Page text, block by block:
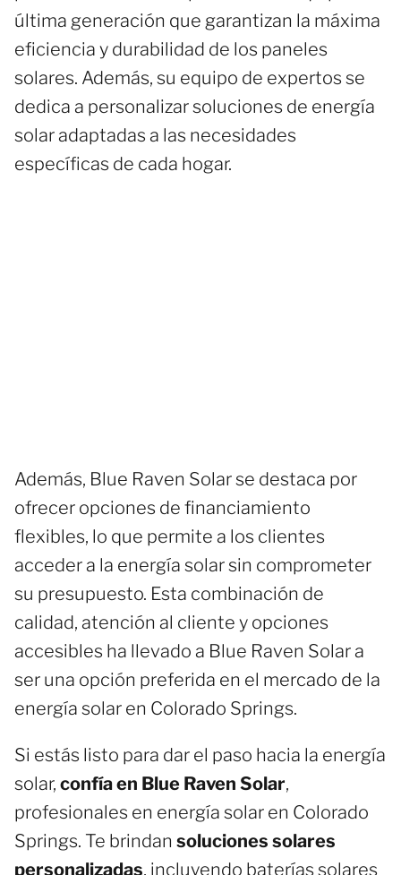
última generación que garantizan la máxima
eficiencia y durabilidad de los paneles
solares. Además, su equipo de expertos se
dedica a personalizar soluciones de energía
solar adaptadas a las necesidades
específicas de cada hogar.
Además, Blue Raven Solar se destaca por
ofrecer opciones de financiamiento
flexibles, lo que permite a los clientes
acceder a la energía solar sin comprometer
su presupuesto. Esta combinación de
calidad, atención al cliente y opciones
accesibles ha llevado a Blue Raven Solar a
ser una opción preferida en el mercado de la
energía solar en Colorado Springs.
Si estás listo para dar el paso hacia la energía
solar, confía en Blue Raven Solar,
profesionales en energía solar en Colorado
Springs. Te brindan soluciones solares
personalizadas, incluyendo baterías solares